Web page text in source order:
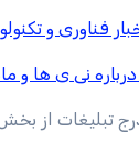
فناوری و
نی ی ها و
تبلیغات از